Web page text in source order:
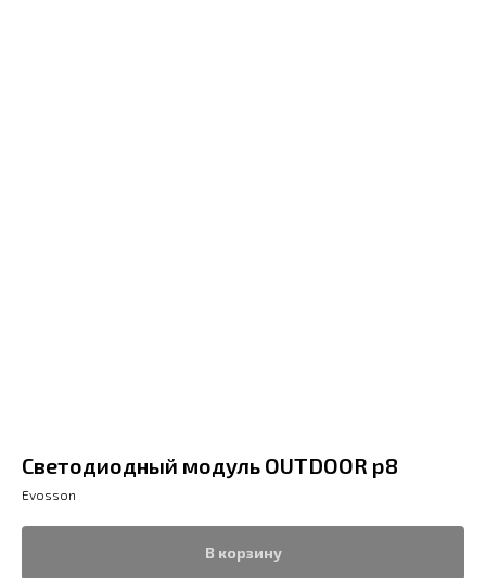
Светодиодный модуль OUTDOOR р8
Evosson
В корзину